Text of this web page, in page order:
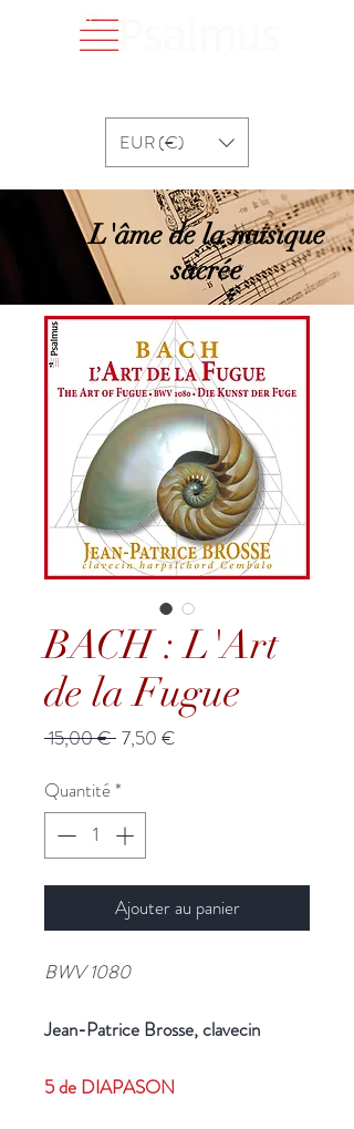
EUR (€)
L'âme de la musique
sacrée
BACH : L'Art
de la Fugue
15,00 € Prix
7,50 €
Quantité*
Ajouter au panier
BWV 1080
Jean-Patrice Brosse, clavecin
5 de DIAPASON